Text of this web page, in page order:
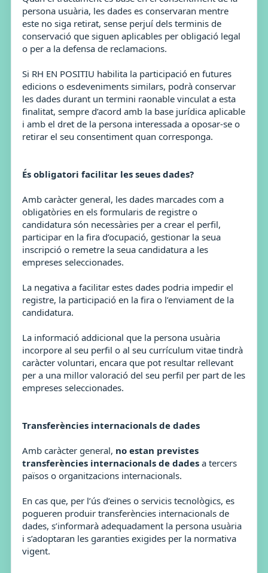
persona usuària, les dades es conservaran mentre
este no siga retirat, sense perjuí dels terminis de
conservació que siguen aplicables per obligació legal
o per a la defensa de reclamacions.
Si RH EN POSITIU habilita la participació en futures
edicions o esdeveniments similars, podrà conservar
les dades durant un termini raonable vinculat a esta
finalitat, sempre d’acord amb la base jurídica aplicable
i amb el dret de la persona interessada a oposar-se o
retirar el seu consentiment quan corresponga.
És obligatori facilitar les seues dades?
Amb caràcter general, les dades marcades com a
obligatòries en els formularis de registre o
candidatura són necessàries per a crear el perfil,
participar en la fira d’ocupació, gestionar la seua
inscripció o remetre la seua candidatura a les
empreses seleccionades.
La negativa a facilitar estes dades podria impedir el
registre, la participació en la fira o l’enviament de la
candidatura.
La informació addicional que la persona usuària
incorpore al seu perfil o al seu currículum vitae tindrà
caràcter voluntari, encara que pot resultar rellevant
per a una millor valoració del seu perfil per part de les
empreses seleccionades.
Transferències internacionals de dades
Amb caràcter general, no estan previstes
transferències internacionals de dades a tercers
països o organitzacions internacionals.
En cas que, per l’ús d’eines o servicis tecnològics, es
pogueren produir transferències internacionals de
dades, s’informarà adequadament la persona usuària
i s’adoptaran les garanties exigides per la normativa
vigent.